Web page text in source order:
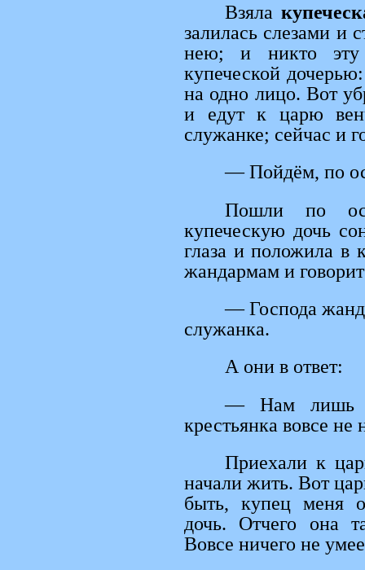
Взяла
залилась слезами и
нею; и никто эту
купеческой
на одно лицо. Вот
и едут к царю
служанке; сейчас и
— Пойдём, по
Пошли по
купеческую дочь
глаза и положила в
жандармам и
— Господа
служанка.
А они в ответ:
— Нам лишь
крестьянка вовсе не
Приехали к
начали жить. Вот
быть, купец меня
дочь. Отчего она
Вовсе ничего не